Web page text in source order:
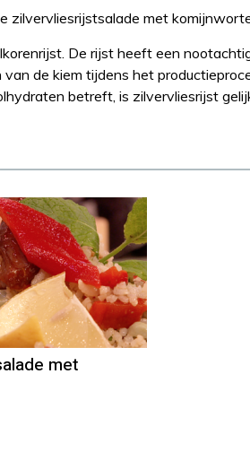
zilvervliesrijstsalade met
De rijst heeft een
van de kiem tijdens het
betreft, is zilvervliesrijst
Toub
met